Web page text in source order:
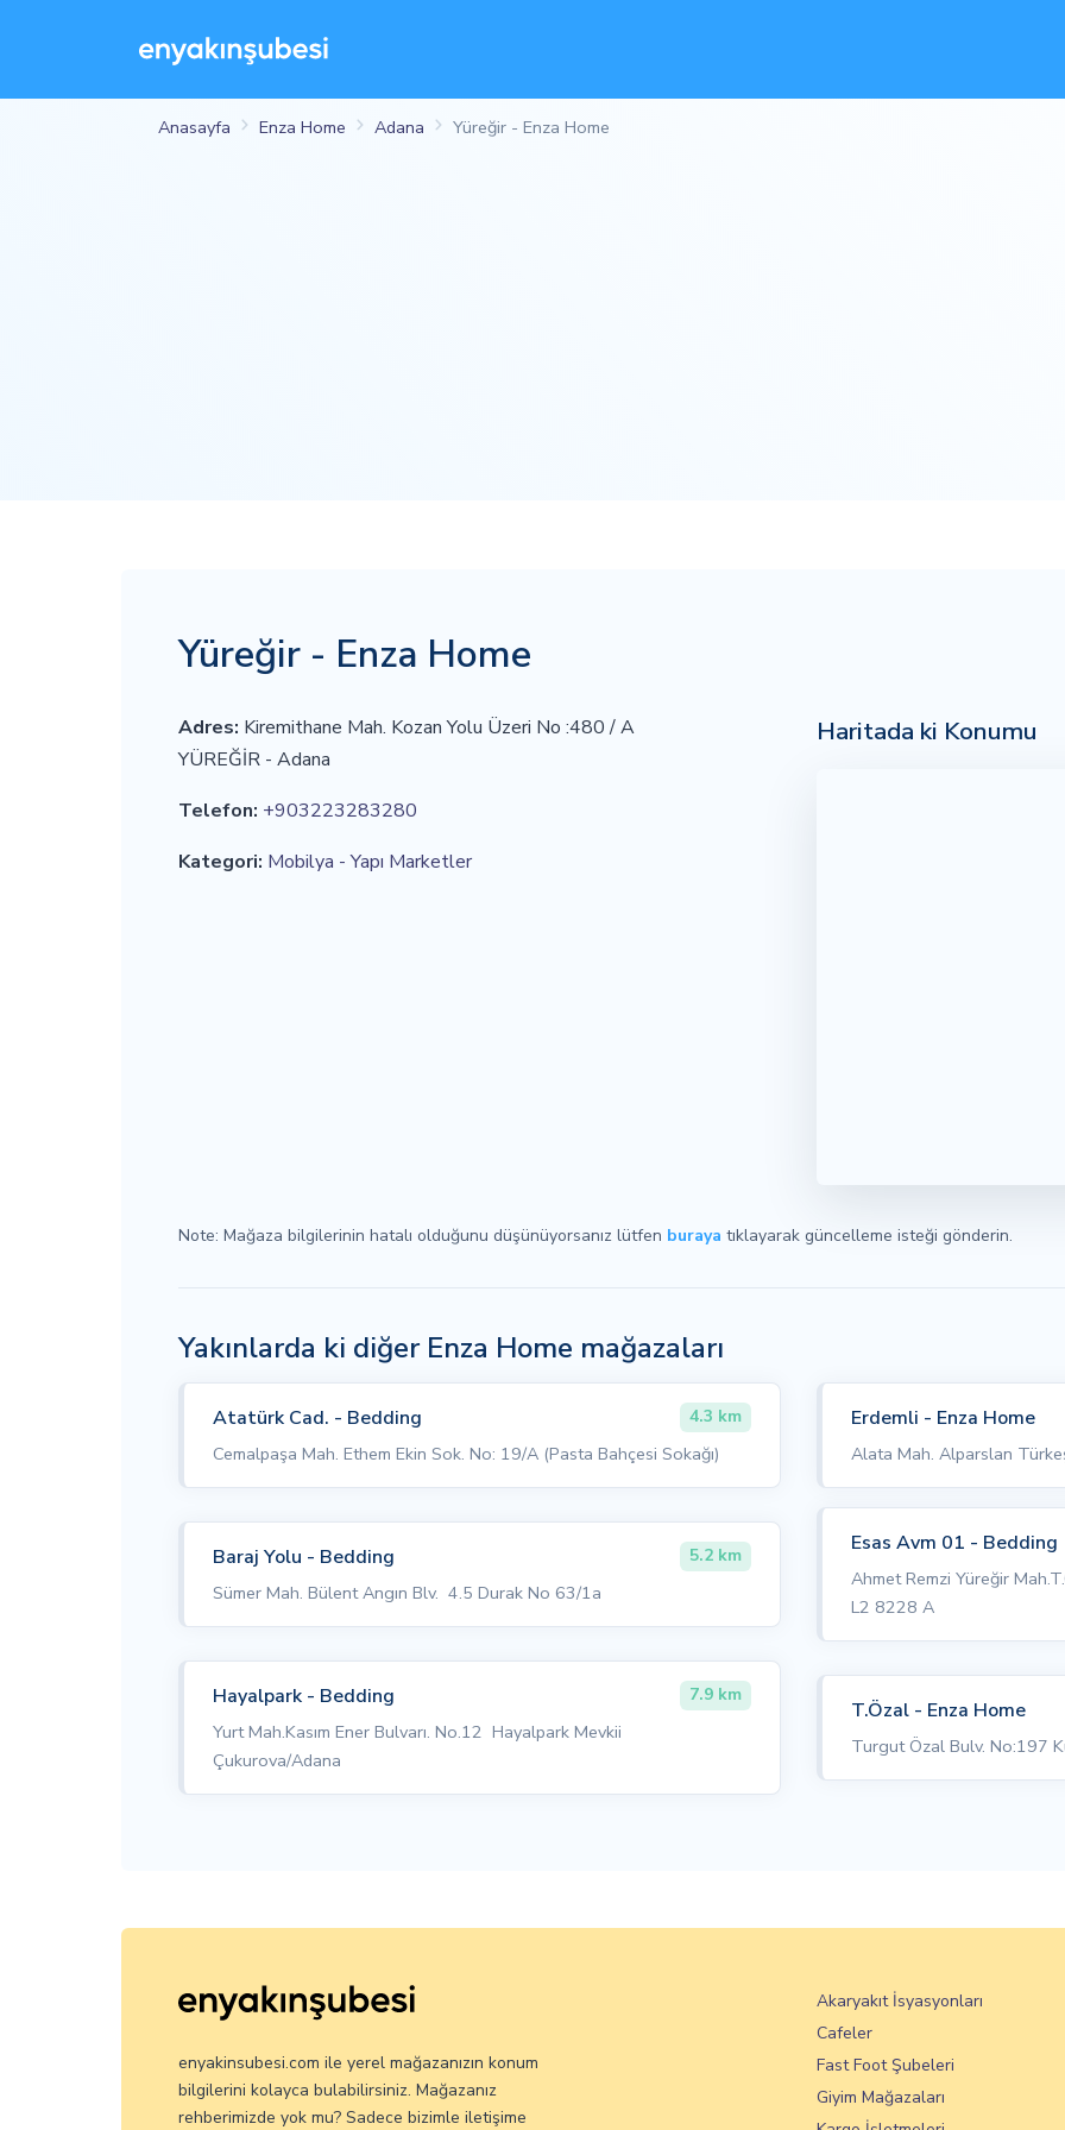
Anasayfa Enza Home Adana Yüreğir - Enza Home
Yüreğir - Enza Home
Adres: Kiremithane Mah. Kozan Yolu Üzeri No :480 / A
YÜREĞİR - Adana
Telefon: +903223283280
Kategori: Mobilya - Yapı Marketler
Haritada ki Konumu
Note: Mağaza bilgilerinin hatalı olduğunu düşünüyorsanız lütfen buraya tıklayarak güncelleme isteği gönderin.
Yakınlarda ki diğer Enza Home mağazaları
Atatürk Cad. - Bedding 4.3 km
Cemalpaşa Mah. Ethem Ekin Sok. No: 19/A (Pasta Bahçesi Sokağı)
Erdemli - Enza Home
Alata Mah. Alparslan
Baraj Yolu - Bedding 5.2 km
Sümer Mah. Bülent Angın Blv. 4.5 Durak No 63/1a
Esas Avm 01 - Bedding
Ahmet Remzi Yüreğir
L2 8228 A
Hayalpark - Bedding 7.9 km
Yurt Mah.Kasım Ener Bulvarı. No.12 Hayalpark Mevkii
Çukurova/Adana
T.Özal - Enza Home
Turgut Özal Bulv. No:197
enyakinsubesi.com ile yerel mağazanızın konum
bilgilerini kolayca bulabilirsiniz. Mağazanız
rehberimizde yok mu? Sadece bizimle iletişime
Akaryakıt İsyasyonları
Cafeler
Fast Foot Şubeleri
Giyim Mağazaları